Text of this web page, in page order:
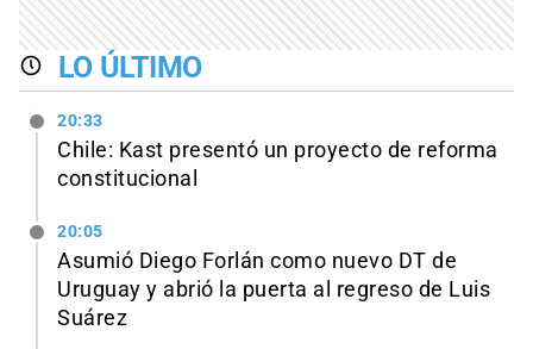
LO ÚLTIMO
20:33
Chile: Kast presentó un proyecto de reforma
constitucional
20:05
Asumió Diego Forlán como nuevo DT de
Uruguay y abrió la puerta al regreso de Luis
Suárez